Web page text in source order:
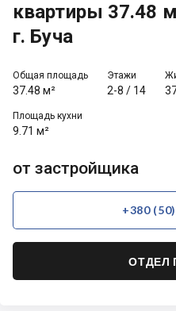
квартиры 37.48
г. Буча
Общая площадь
37.48 м²
Этажи
2-8 / 14
Площадь кухни
9.71 м²
от застройщика
+380
ОТДЕЛ